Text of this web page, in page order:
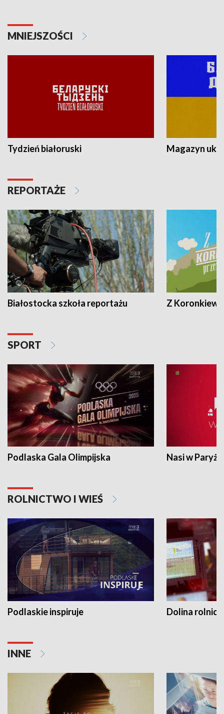
MNIEJSZOŚCI
Tydzień białoruski Magazyn
REPORTAŻE
Białostocka szkoła reportażu Z
SPORT
Podlaska Gala Olimpijska Nasi w Paryżu
ROLNICTWO I WIEŚ
Podlaskie inspiruje Dolina
INNE